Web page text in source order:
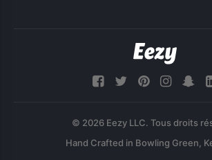
© 2026 Eezy LLC. Tous droits